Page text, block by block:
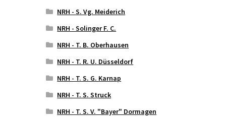
NRH - S. Vg. Meiderich
NRH - Solinger F. C.
NRH - T. B. Oberhausen
NRH - T. R. U. Düsseldorf
NRH - T. S. G. Karnap
NRH - T. S. Struck
NRH - T. S. V. "Bayer" Dormagen